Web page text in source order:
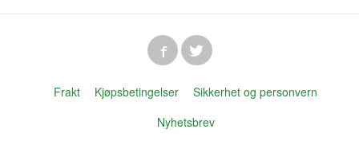
Frakt Kjøpsbetingelser
Sikkerhet og personvern
Nyhetsbrev